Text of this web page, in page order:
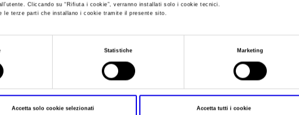
Cliccando su “Rifiuta i cookie”, verranno installati solo i cookie tecnici.
le terze parti che installano i cookie tramite il presente sito.
Statistiche Marketing
Accetta solo cookie selezionati Accetta tutti i cookie
usa@vinitalytour.com